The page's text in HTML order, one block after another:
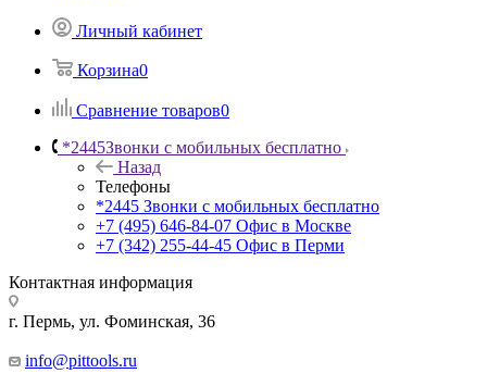
Личный кабинет
Корзина0
Сравнение товаров0
*2445Звонки с мобильных бесплатно
Назад
Телефоны
*2445 Звонки с мобильных бесплатно
+7 (495) 646-84-07 Офис в Москве
+7 (342) 255-44-45 Офис в Перми
Контактная информация
г. Пермь, ул. Фоминская, 36
info@pittools.ru